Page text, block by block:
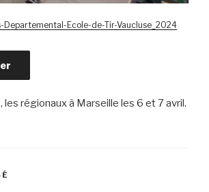
Departemental-Ecole-de-Tir-Vaucluse_2024
les régionaux à Marseille les 6 et 7 avril.